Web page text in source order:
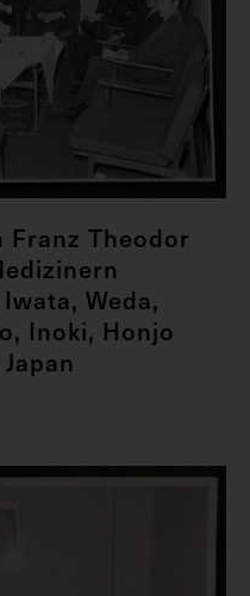
Franz Theodor
Weda,
Inoki, Honjo